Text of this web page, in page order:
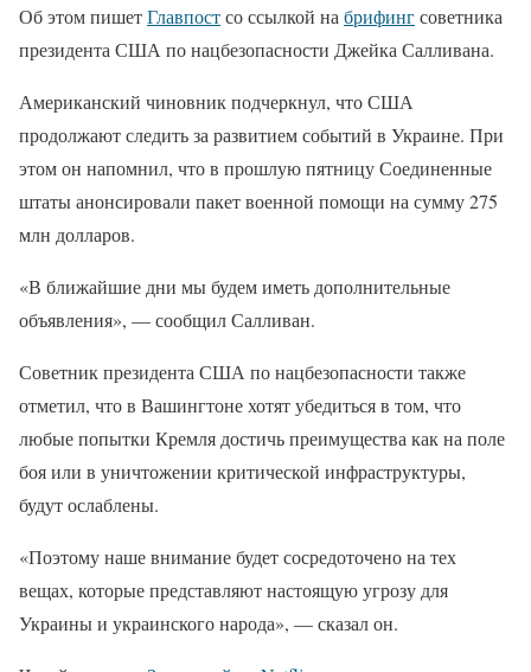
Об этом пишетГлавпостсо ссылкой на брифингсоветника
президента США по нацбезопасности Джейка Салливана.
Американский чиновник подчеркнул, что США
продолжают следить за развитием событий в Украине. При
этом он напомнил, что в прошлую пятницу Соединенные
штаты анонсировали пакет военной помощи на сумму 275
млн долларов.
«В ближайшие дни мы будем иметь дополнительные
объявления», — сообщил Салливан.
Советник президента США по нацбезопасности также
отметил, что в Вашингтоне хотят убедиться в том, что
любые попытки Кремля достичь преимущества как на поле
боя или в уничтожении критической инфраструктуры,
будут ослаблены.
«Поэтому наше внимание будет сосредоточено на тех
вещах, которые представляют настоящую угрозу для
Украины и украинского народа», — сказал он.